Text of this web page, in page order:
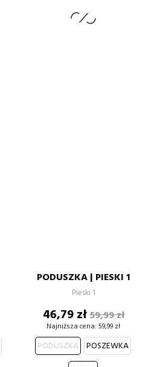
PODUSZKA | PIESKI 1
Pieski 1
Cena
46,79 złCena
59,99 zł
Najniższa cena: 59,99 zł
PODUSZKA
POSZEWKA